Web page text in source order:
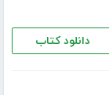
دانلود کتاب